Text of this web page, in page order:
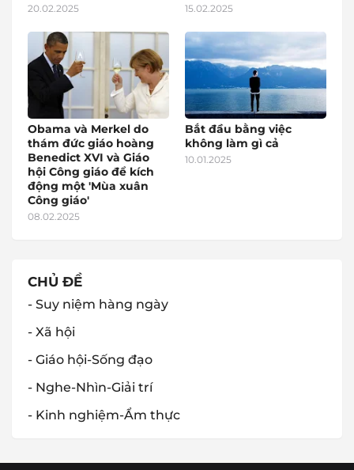
20.02.2025 15.02.2025
Obama và Merkel do
thám đức giáo hoàng
Benedict XVI và Giáo
hội Công giáo để kích
động một 'Mùa xuân
Công giáo'
08.02.2025
Bắt đầu bằng việc
không làm gì cả
10.01.2025
CHỦ ĐỀ
- Suy niệm hàng ngày
- Xã hội
- Giáo hội-Sống đạo
- Nghe-Nhìn-Giải trí
- Kinh nghiệm-Ẩm thực